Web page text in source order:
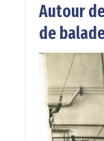
Autour
de